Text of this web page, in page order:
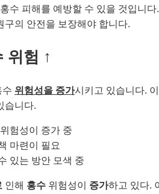
수 피해를 예방할 수 있을 것입니다
의 안전을 보장해야 합니다.
위험 ↑
수 위험성을 증가시키고 있습니다.
습니다.
험성이 증가 중
마련이 필요
있는 방안 모색 중
인해 홍수 위험성이 증가하고 있다.